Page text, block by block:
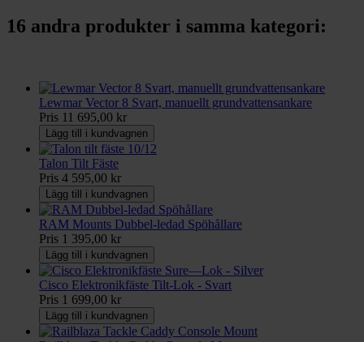
16 andra produkter i samma kategori:
Lewmar Vector 8 Svart, manuellt grundvattensankare
Pris 11 695,00 kr
Lägg till i kundvagnen
Talon Tilt Fäste
Pris 4 595,00 kr
Lägg till i kundvagnen
RAM Mounts Dubbel-ledad Spöhållare
Pris 1 395,00 kr
Lägg till i kundvagnen
Cisco Elektronikfäste Tilt-Lok - Svart
Pris 1 699,00 kr
Lägg till i kundvagnen